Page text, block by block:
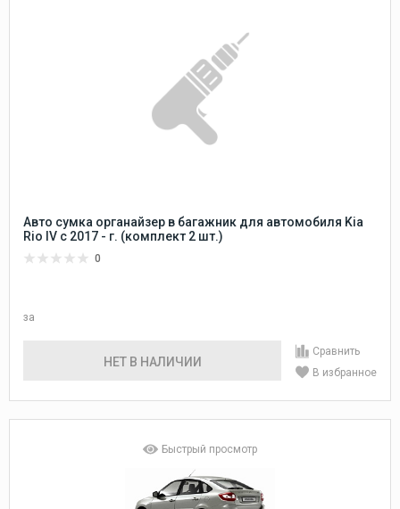
Авто сумка органайзер в багажник для автомобиля Kia
Rio IV c 2017 - г. (комплект 2 шт.)
0
за
НЕТ В НАЛИЧИИ
Сравнить
В избранное
Быстрый просмотр